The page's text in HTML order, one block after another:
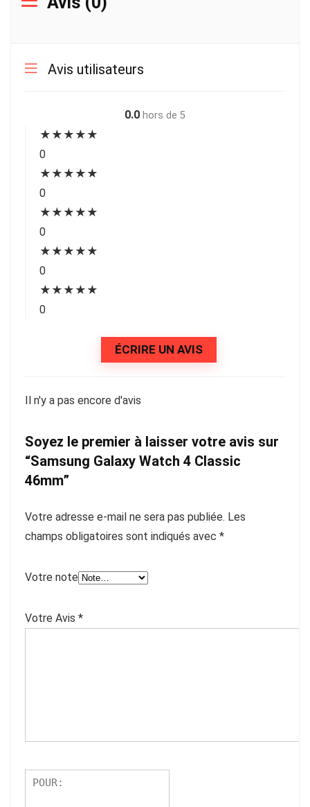
Avis utilisateurs
0.0 hors de 5
★ ★ ★ ★ ★
0
★ ★ ★ ★ ★
0
★ ★ ★ ★ ★
0
★ ★ ★ ★ ★
0
★ ★ ★ ★ ★
0
ÉCRIRE UN AVIS
Il n'y a pas encore d'avis
Soyez le premier à laisser votre avis sur
“Samsung Galaxy Watch 4 Classic
46mm”
Votre adresse e-mail ne sera pas publiée. Les
champs obligatoires sont indiqués avec *
Votre note
Votre Avis *